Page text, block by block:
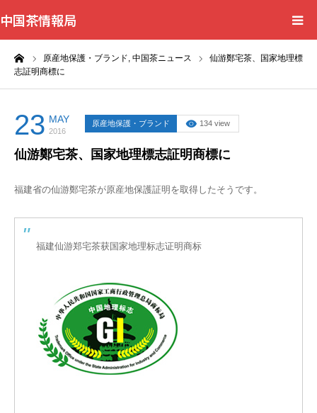
中国茶情報局
原産地保護・ブランド, 中国茶ニュース
仙游鄭宅茶、国家地理標
志証明商標に
23 MAY
2016
原産地保護・ブランド 134 view
仙游鄭宅茶、国家地理標志証明商標に
福建省の仙游鄭宅茶が原産地保護証明を取得したそうです。
福建仙游郑宅茶获国家地理标志证明商标
Home
WordBank
Books